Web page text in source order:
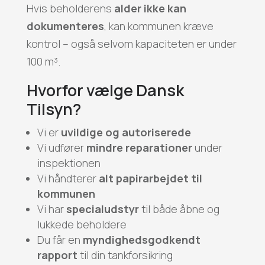
Hvis beholderens alder ikke kan
dokumenteres, kan kommunen kræve
kontrol – også selvom kapaciteten er under
100 m³.
Hvorfor vælge Dansk
Tilsyn?
Vi er uvildige og autoriserede
Vi udfører mindre reparationerunder
inspektionen
Vi håndterer alt papirarbejdet til
kommunen
Vi har specialudstyrtil både åbne og
lukkede beholdere
Du får en myndighedsgodkendt
rapport til din tankforsikring